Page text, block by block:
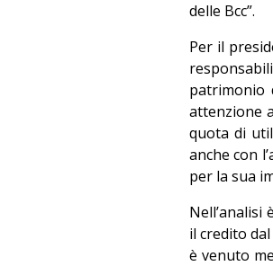
delle Bcc”.
Per il
patrimonio
attenzione
quota di
anche con
per la sua
il credito
è venuto